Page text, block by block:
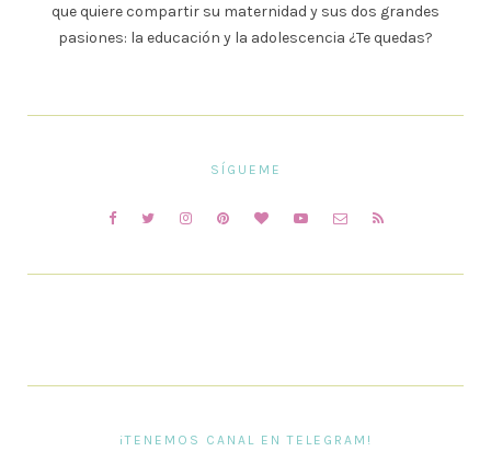
que quiere compartir su maternidad y sus dos grandes
pasiones: la educación y la adolescencia ¿Te quedas?
SÍGUEME
¡TENEMOS CANAL EN TELEGRAM!